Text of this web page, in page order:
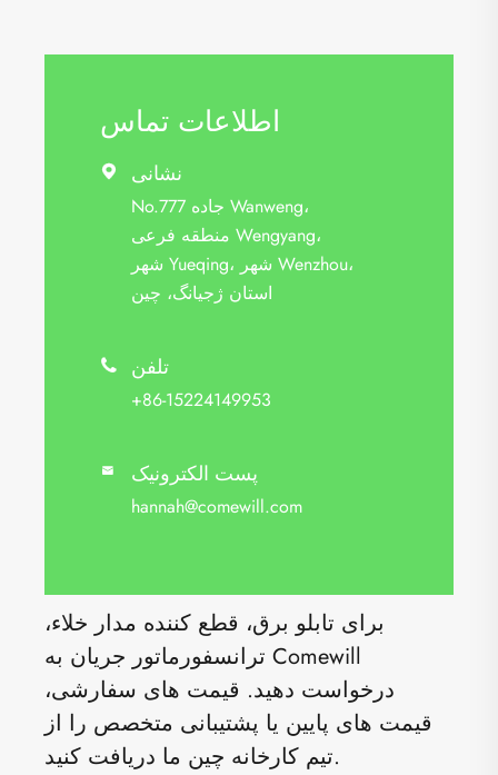
اطلاعات تماس
 نشانی
No.777 جاده Wanweng،
منطقه فرعی Wengyang،
شهر Yueqing، شهر Wenzhou،
استان ژجیانگ، چین
 تلفن
+86-15224149953
 پست الکترونیک
hannah@comewill.com
برای تابلو برق، قطع کننده مدار خلاء،
ترانسفورماتور جریان به Comewill
درخواست دهید. قیمت های سفارشی،
قیمت های پایین یا پشتیبانی متخصص را از
تیم کارخانه چین ما دریافت کنید.